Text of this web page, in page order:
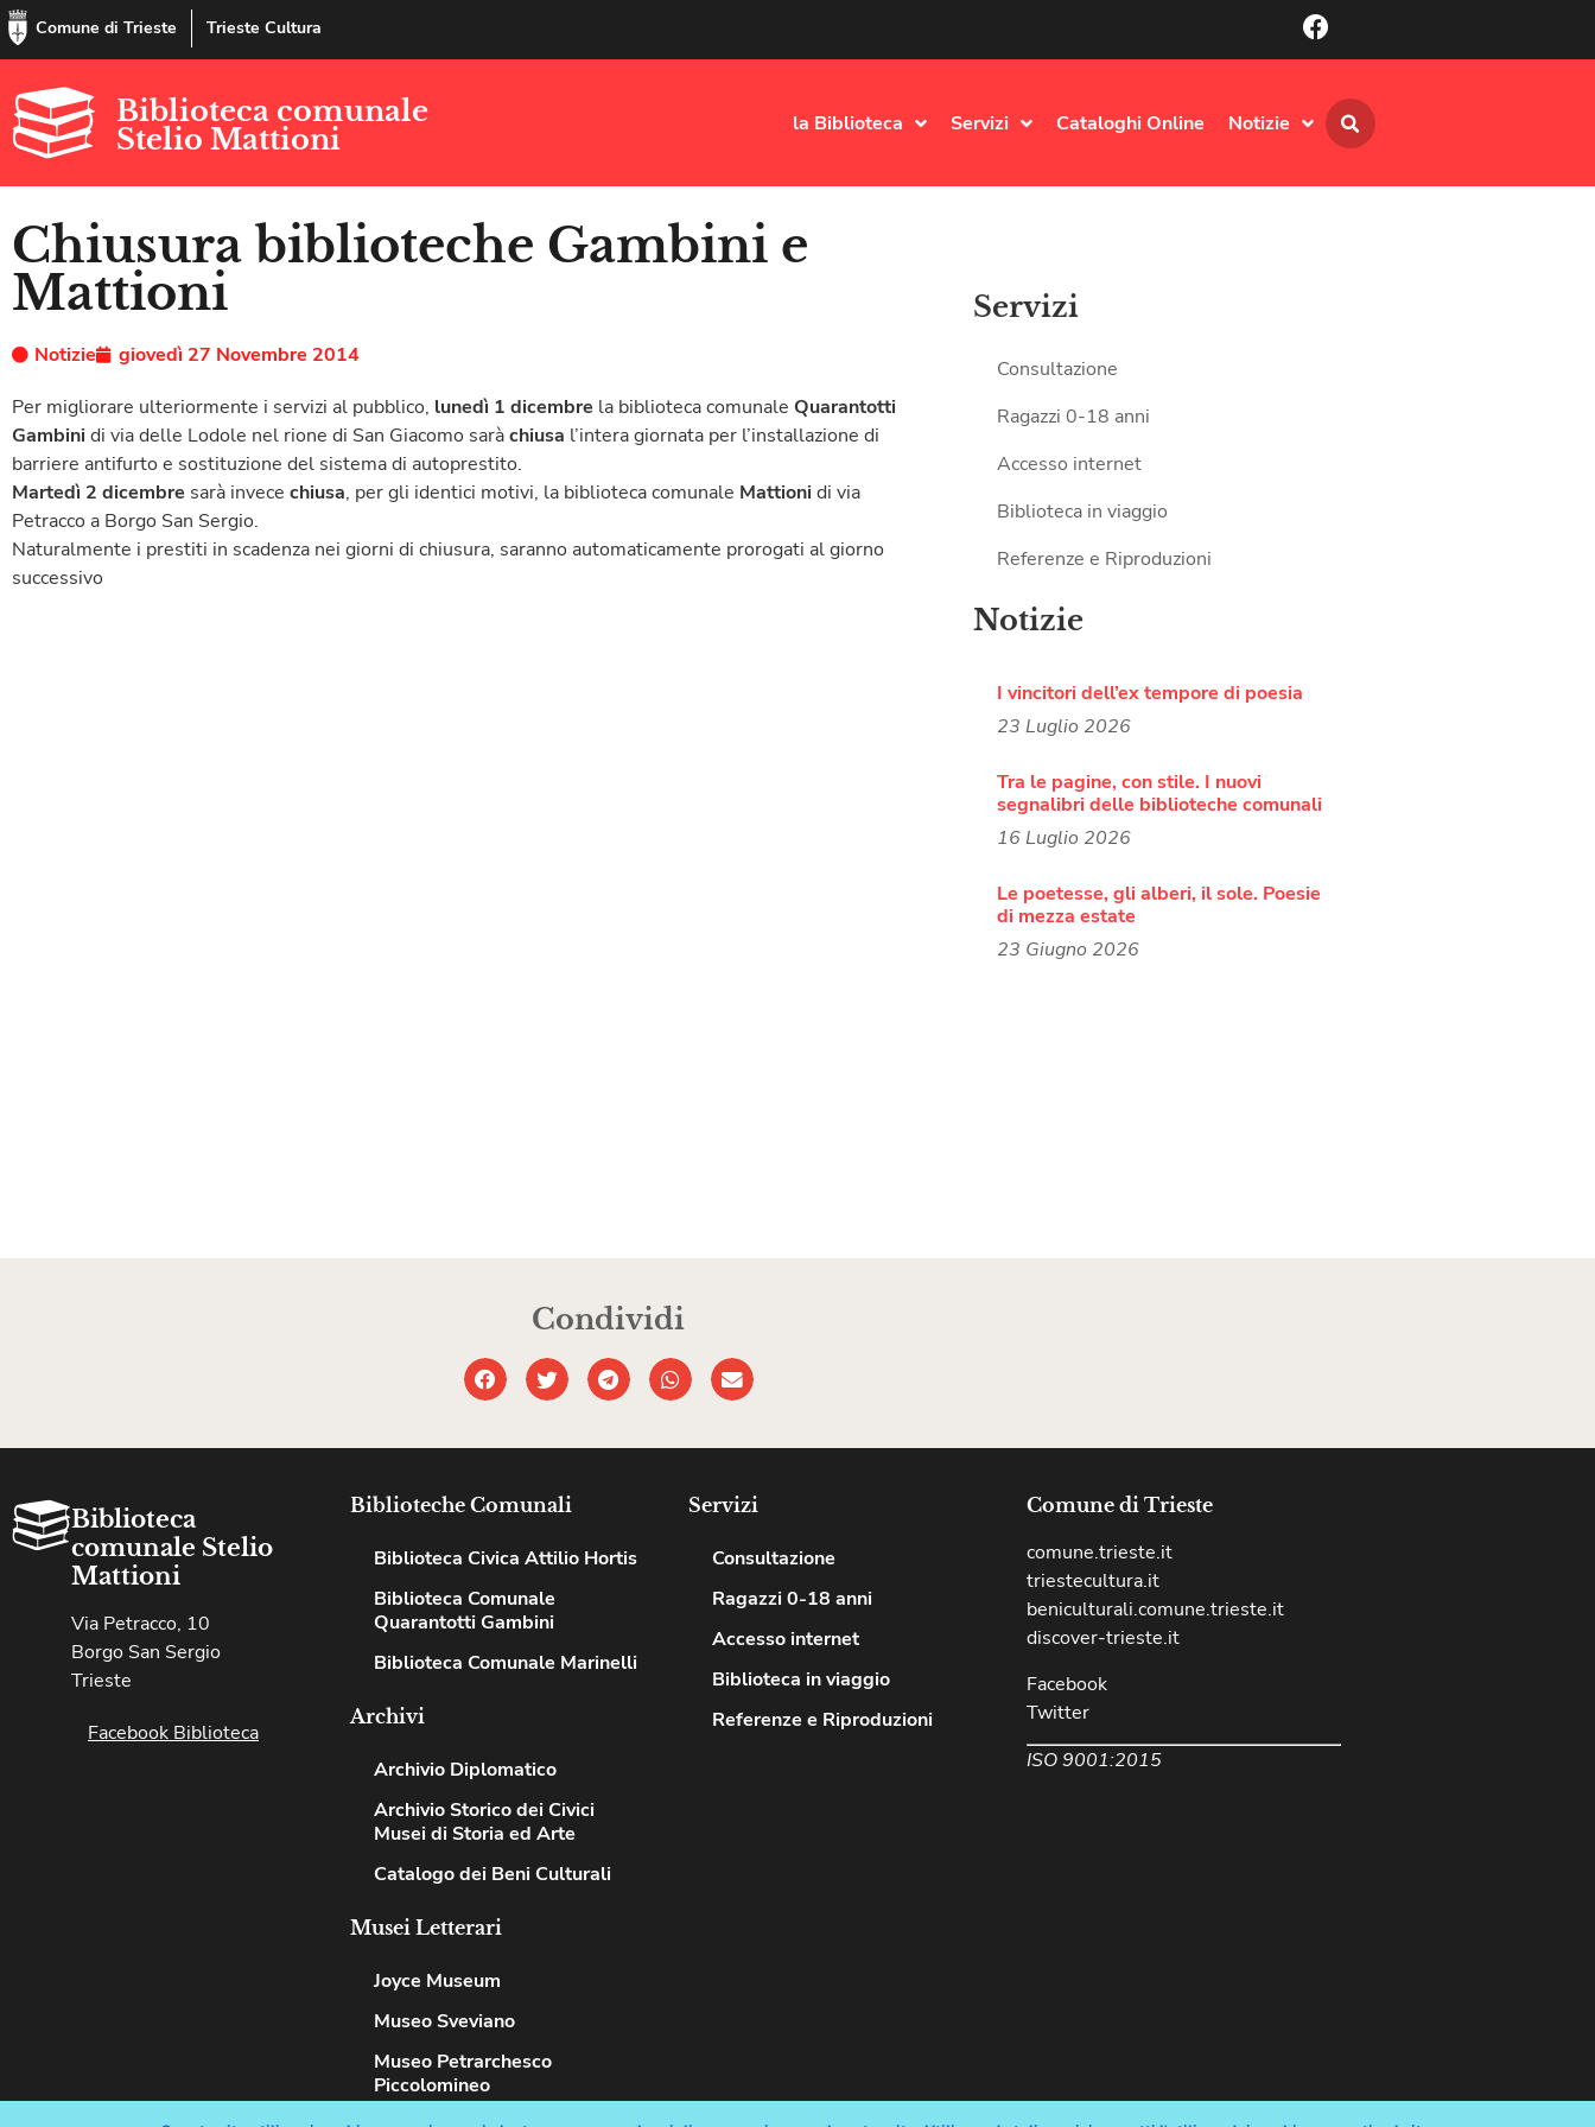
Comune di Trieste Trieste Cultura
Biblioteca comunale
Stelio Mattioni
la Biblioteca Servizi Cataloghi Online Notizie
Chiusura biblioteche Gambini e
Mattioni
Notizie
giovedì 27 Novembre 2014
Per migliorare ulteriormente i servizi al pubblico, lunedì 1 dicembre la biblioteca comunale Quarantotti
Gambinidi via delle Lodole nel rione di San Giacomo saràchiusa l’intera giornata per l’installazione di
barriere antifurto e sostituzione del sistema di autoprestito.
Martedì 2 dicembre sarà invece chiusa, per gli identici motivi, la biblioteca comunale Mattionidi via
Petracco a Borgo San Sergio.
Naturalmente i prestiti in scadenza nei giorni di chiusura, saranno automaticamente prorogati al giorno
successivo
Servizi
Consultazione
Ragazzi 0-18 anni
Accesso internet
Biblioteca in viaggio
Referenze e Riproduzioni
Notizie
I vincitori dell’ex tempore di poesia
23 Luglio 2026
Tra le pagine, con stile. I nuovi
segnalibri delle biblioteche comunali
16 Luglio 2026
Le poetesse, gli alberi, il sole. Poesie
di mezza estate
23 Giugno 2026
Condividi
Biblioteca
comunale Stelio
Mattioni
Via Petracco, 10
Borgo San Sergio
Trieste
Facebook Biblioteca
Biblioteche Comunali
Biblioteca Civica Attilio Hortis
Biblioteca Comunale
Quarantotti Gambini
Biblioteca Comunale Marinelli
Archivi
Archivio Diplomatico
Archivio Storico dei Civici
Musei di Storia ed Arte
Catalogo dei Beni Culturali
Musei Letterari
Joyce Museum
Museo Sveviano
Museo Petrarchesco
Piccolomineo
Servizi
Consultazione
Ragazzi 0-18 anni
Accesso internet
Biblioteca in viaggio
Referenze e Riproduzioni
Comune di Trieste
comune.trieste.it
triestecultura.it
beniculturali.comune.trieste.it
discover-trieste.it
Facebook
Twitter
ISO 9001:2015